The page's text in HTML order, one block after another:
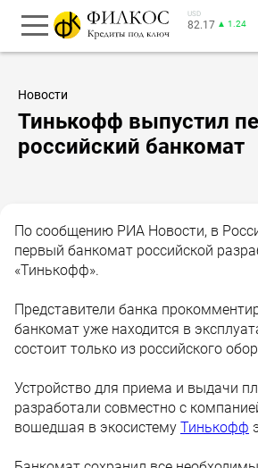
USD
82.17 ▲ 1.24
Новости
Тинькофф выпустил
российский банкомат
По сообщению РИА Новости, в
первый банкомат российской
«Тинькофф».
Представители банка
банкомат уже находится в
состоит только из российского
Устройство для приема и выдачи
разработали совместно с
вошедшая в экосистему Тинькофф